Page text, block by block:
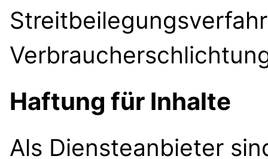
Haftung für Inhalte
Als Diensteanbieter